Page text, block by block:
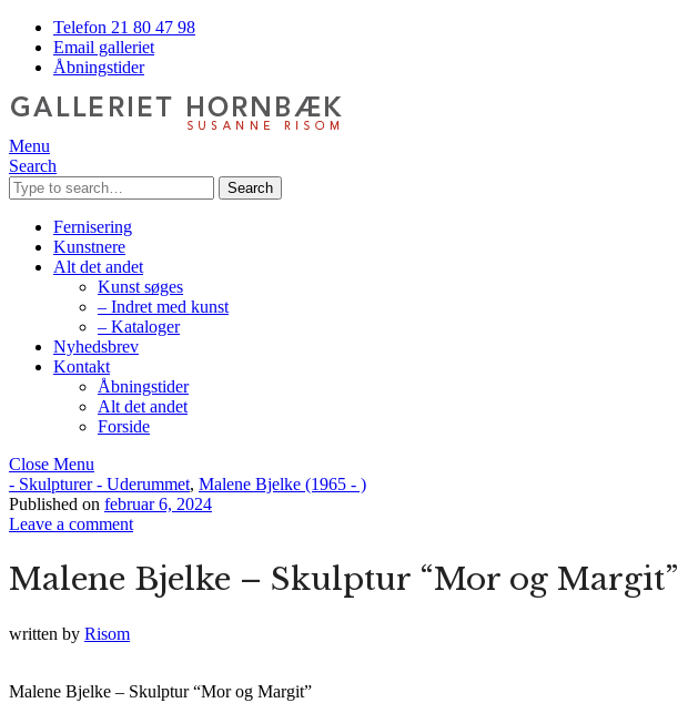
Telefon 21 80 47 98
Email galleriet
Åbningstider
Menu
Search
Search
Fernisering
Kunstnere
Alt det andet
Kunst søges
– Indret med kunst
– Kataloger
Nyhedsbrev
Kontakt
Åbningstider
Alt det andet
Forside
Close Menu
- Skulpturer - Uderummet, Malene Bjelke (1965 - )
Published on februar 6, 2024
Leave a comment
Malene Bjelke – Skulptur “Mor og Margit”
written by Risom
Malene Bjelke – Skulptur “Mor og Margit”